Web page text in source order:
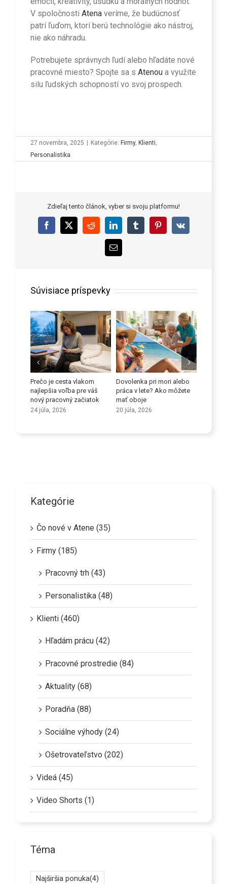
V spoločnosti Atena veríme, že budúcnosť
patrí ľuďom, ktorí berú technológie ako nástroj,
nie ako náhradu.
Potrebujete správnych ľudí alebo hľadáte nové
pracovné miesto? Spojte sa s Atenou a využite
silu ľudských schopností vo svoj prospech.
27 novembra, 2025 | Kategórie: Firmy, Klienti
Personalistika
Zdieľaj tento článok, vyber si svoju platformu!
Facebook
X RedditLinkedInTumblrPinterest
Vk
Email
Súvisiace príspevky
Prečo je cesta vlakom
najlepšia voľba pre váš
nový pracovný začiatok
24 júla, 2026
Dovolenka pri mori alebo
práca v lete? Ako môžete
mať oboje
20 júla, 2026
Kategórie
Čo nové v Atene (35)
Firmy (185)
Pracovný trh (43)
Personalistika (48)
Klienti (460)
Hľadám prácu (42)
Pracovné prostredie (84)
Aktuality (68)
Poradňa (88)
Sociálne výhody (24)
Ošetrovateľstvo (202)
Videá (45)
Video Shorts (1)
Téma
Najširšia ponuka(4)